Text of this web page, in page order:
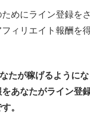
めにライン登録を
ィリエイト報酬を
たが稼げるように
あなたがライン登
。